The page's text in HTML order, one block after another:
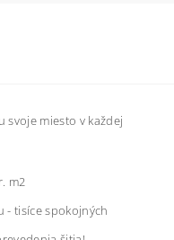
svoje miesto v každej
m2
- tisíce spokojných